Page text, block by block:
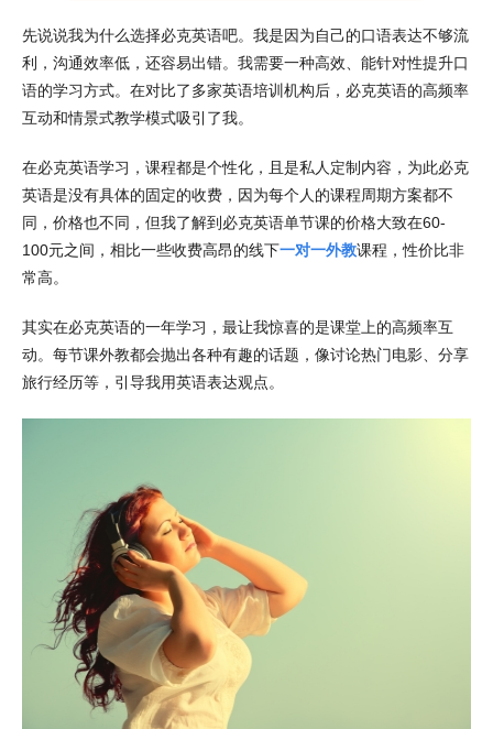
先说说我为什么选择必克英语吧。我是因为自己的口语表达不够流
利，沟通效率低，还容易出错。我需要一种高效、能针对性提升口
语的学习方式。在对比了多家英语培训机构后，必克英语的高频率
互动和情景式教学模式吸引了我。
在必克英语学习，课程都是个性化，且是私人定制内容，为此必克
英语是没有具体的固定的收费，因为每个人的课程周期方案都不
同，价格也不同，但我了解到必克英语单节课的价格大致在60-
100元之间，相比一些收费高昂的线下一对一外教课程，性价比非
常高。
其实在必克英语的一年学习，最让我惊喜的是课堂上的高频率互
动。每节课外教都会抛出各种有趣的话题，像讨论热门电影、分享
旅行经历等，引导我用英语表达观点。